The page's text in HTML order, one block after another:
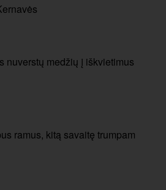
nuverstų medžių į iškvietimus
ramus, kitą savaitę trumpam